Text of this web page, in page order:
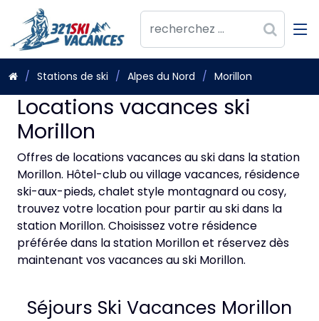
Stations de ski Alpes du Nord Morillon
Locations vacances ski
Morillon
Offres de locations vacances au ski dans la station
Morillon. Hôtel-club ou village vacances, résidence
ski-aux-pieds, chalet style montagnard ou cosy,
trouvez votre location pour partir au ski dans la
station Morillon. Choisissez votre résidence
préférée dans la station Morillon et réservez dès
maintenant vos vacances au ski Morillon.
Séjours Ski Vacances Morillon